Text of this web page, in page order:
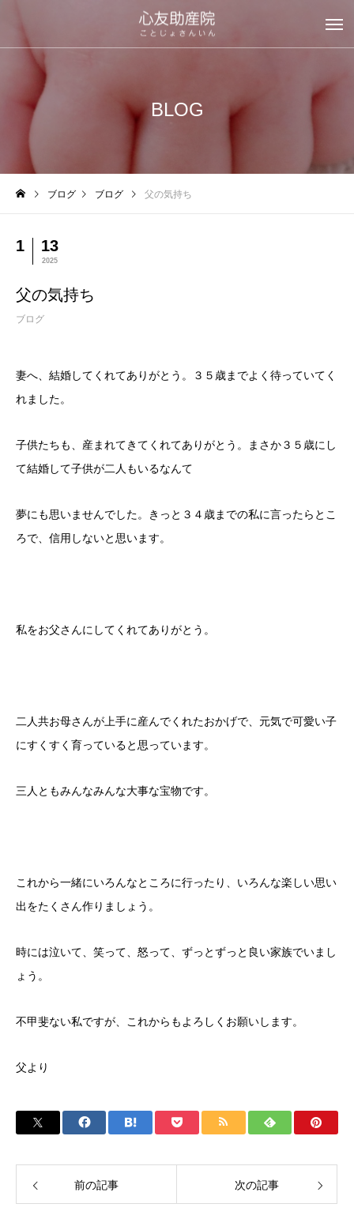
BLOG
ブログ ブログ 父の気持ち
1 13
2025
父の気持ち
ブログ
妻へ、結婚してくれてありがとう。３５歳までよく待っていてく
れました。
子供たちも、産まれてきてくれてありがとう。まさか３５歳にし
て結婚して子供が二人もいるなんて
夢にも思いませんでした。きっと３４歳までの私に言ったらとこ
ろで、信用しないと思います。
私をお父さんにしてくれてありがとう。
二人共お母さんが上手に産んでくれたおかげで、元気で可愛い子
にすくすく育っていると思っています。
三人ともみんなみんな大事な宝物です。
これから一緒にいろんなところに行ったり、いろんな楽しい思い
出をたくさん作りましょう。
時には泣いて、笑って、怒って、ずっとずっと良い家族でいまし
ょう。
不甲斐ない私ですが、これからもよろしくお願いします。
父より
前の記事 次の記事